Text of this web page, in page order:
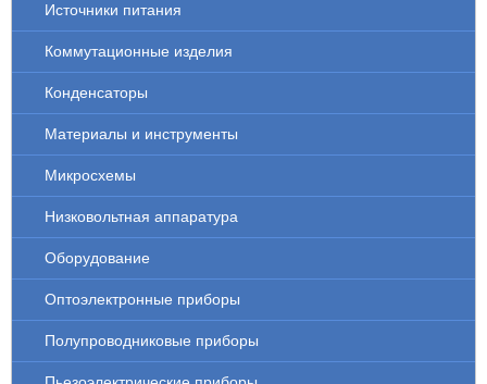
Источники питания
Коммутационные изделия
Конденсаторы
Материалы и инструменты
Микросхемы
Низковольтная аппаратура
Оборудование
Оптоэлектронные приборы
Полупроводниковые приборы